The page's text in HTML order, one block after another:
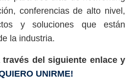
conferencias de alto nivel,
y soluciones que están
la industria.
través del siguiente enlace y
UNIRME!